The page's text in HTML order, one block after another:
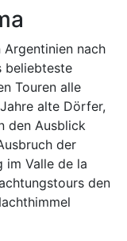
nach
beliebteste
Touren alle
alte Dörfer,
den Ausblick
der
im Valle de la
den